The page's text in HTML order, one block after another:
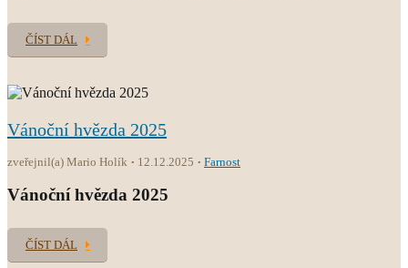
ČÍST DÁL
Vánoční hvězda 2025
zveřejnil(a) Mario Holík 12.12.2025 Farnost
Vánoční hvězda 2025
ČÍST DÁL